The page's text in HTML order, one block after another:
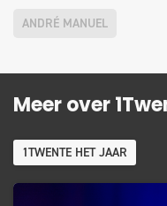
ANDRÉ MANUEL
Meer over
1TWENTE HET JAAR